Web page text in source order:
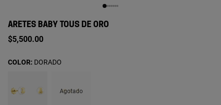
ARETES BABY TOUS DE ORO
$5,500.00
Agotado
COLOR: DORADO